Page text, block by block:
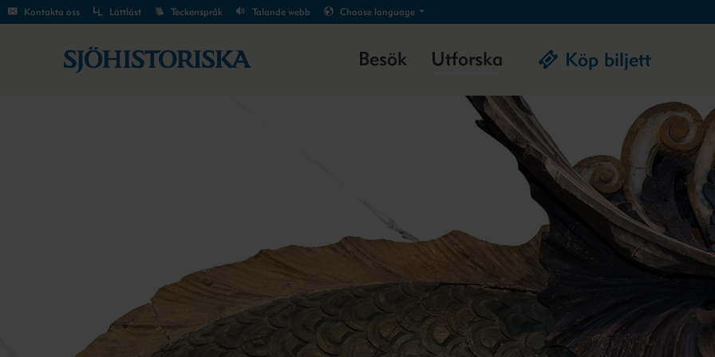
Kontakta oss Lättläst Teckenspråk Talande webb Choose language
Besök Utforska Köp biljett